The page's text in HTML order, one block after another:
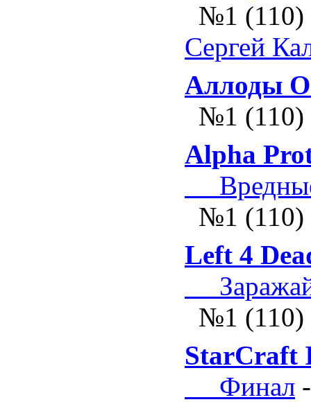
№1 (110)
Сергей
Аллоды
№1 (110)
Alpha
№1 (110)
Left 4
Заражай
№1 (110)
StarCraft
Финал